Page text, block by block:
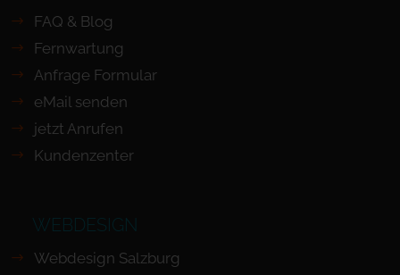
FAQ & Blog
Fernwartung
Anfrage Formular
eMail senden
jetzt Anrufen
Kundenzenter
WEBDESIGN
Webdesign Salzburg